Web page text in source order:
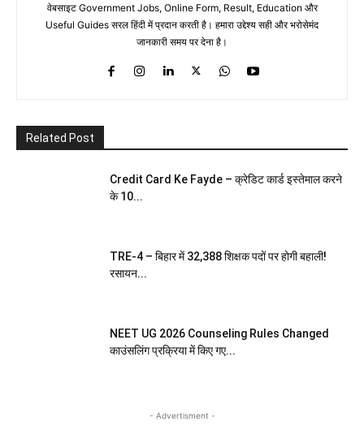
वेबसाइट Government Jobs, Online Form, Result, Education और
Useful Guides सरल हिंदी में प्रदान करती है। हमारा उद्देश्य सही और भरोसेमंद
जानकारी समय पर देना है।
Related Post
Credit Card Ke Fayde – क्रेडिट कार्ड इस्तेमाल करने
के 10...
TRE-4 – बिहार में 32,388 शिक्षक पदों पर होगी बहाली!
रसायन...
NEET UG 2026 Counseling Rules Changed
काउंसलिंग प्रक्रिया में किए गए...
- Advertisment -